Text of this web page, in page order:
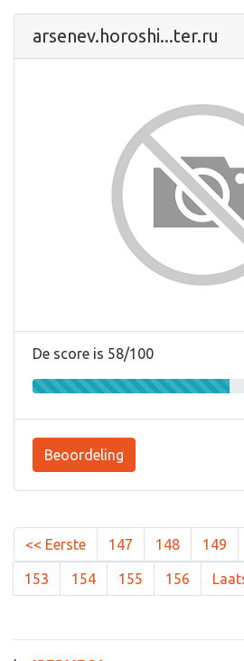
arsenev.horoshi...ter.ru
De score is 58/100
Beoordeling
<< Eerste 147 148 149
153 154 155 156